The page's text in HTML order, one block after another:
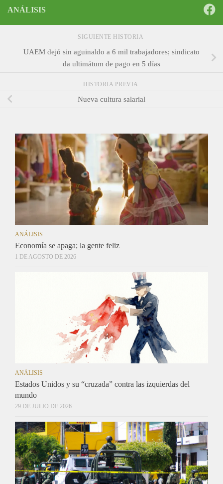
ANÁLISIS
SIGUIENTE HISTORIA
UAEM dejó sin aguinaldo a 6 mil trabajadores; sindicato
da ultimátum de pago en 5 días
HISTORIA PREVIA
Nueva cultura salarial
ANÁLISIS
Economía se apaga; la gente feliz
1 DE AGOSTO DE 2026
ANÁLISIS
Estados Unidos y su “cruzada” contra las izquierdas del
mundo
29 DE JULIO DE 2026